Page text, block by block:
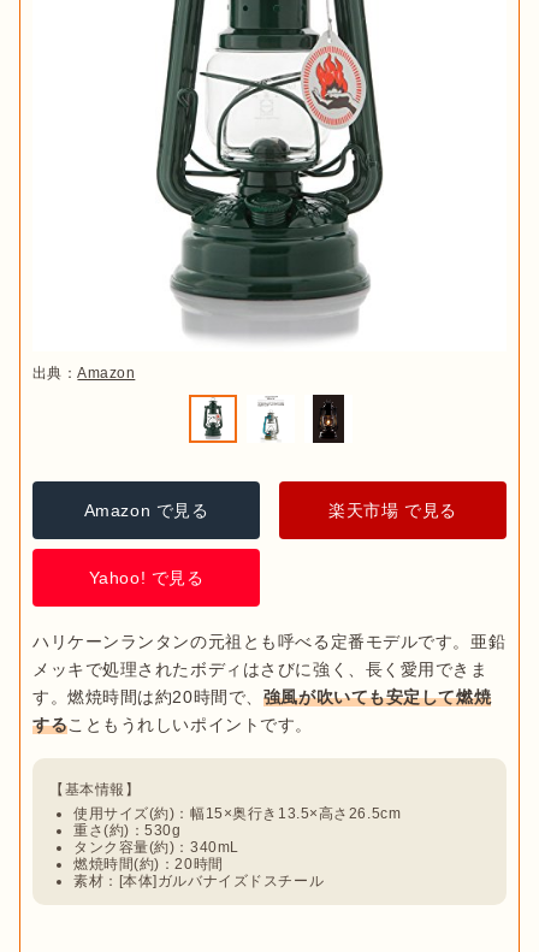
出典：Amazon
Amazon で見る 楽天市場 で見る
Yahoo! で見る
ハリケーンランタンの元祖とも呼べる定番モデルです。亜鉛
メッキで処理されたボディはさびに強く、長く愛用できま
す。燃焼時間は約20時間で、 強風が吹いても安定して燃焼
する
使用サイズ(約)：幅15×奥行き13.5×高さ26.5cm
重さ(約)：530g
タンク容量(約)：340mL
燃焼時間(約)：20時間
素材：[本体]ガルバナイズドスチール